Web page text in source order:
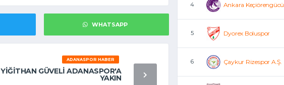
WHATSAPP
ADANASPOR HABER
YİĞİTHAN GÜVELİ ADANASPOR'A
YAKIN
4 Ankara Keçiörengücü
5 Dyorex Boluspor
6 Çaykur Rizespor A.Ş.